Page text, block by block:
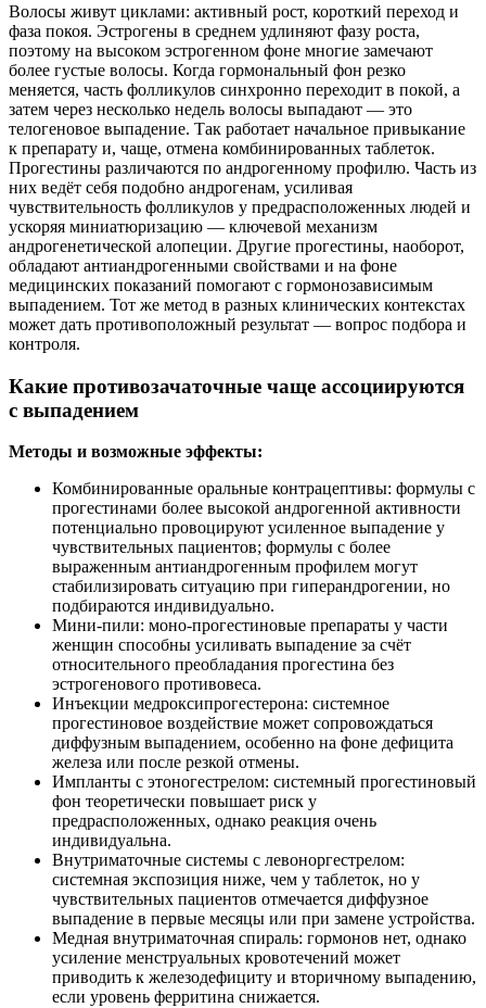
Волосы живут циклами: активный рост, короткий переход и
фаза покоя. Эстрогены в среднем удлиняют фазу роста,
поэтому на высоком эстрогенном фоне многие замечают
более густые волосы. Когда гормональный фон резко
меняется, часть фолликулов синхронно переходит в покой, а
затем через несколько недель волосы выпадают — это
телогеновое выпадение. Так работает начальное привыкание
к препарату и, чаще, отмена комбинированных таблеток.
Прогестины различаются по андрогенному профилю. Часть из
них ведёт себя подобно андрогенам, усиливая
чувствительность фолликулов у предрасположенных людей и
ускоряя миниатюризацию — ключевой механизм
андрогенетической алопеции. Другие прогестины, наоборот,
обладают антиандрогенными свойствами и на фоне
медицинских показаний помогают с гормонозависимым
выпадением. Тот же метод в разных клинических контекстах
может дать противоположный результат — вопрос подбора и
контроля.
Какие противозачаточные чаще ассоциируются
с выпадением
Методы и возможные эффекты:
Комбинированные оральные контрацептивы: формулы с
прогестинами более высокой андрогенной активности
потенциально провоцируют усиленное выпадение у
чувствительных пациентов; формулы с более
выраженным антиандрогенным профилем могут
стабилизировать ситуацию при гиперандрогении, но
подбираются индивидуально.
Мини-пили: моно-прогестиновые препараты у части
женщин способны усиливать выпадение за счёт
относительного преобладания прогестина без
эстрогенового противовеса.
Инъекции медроксипрогестерона: системное
прогестиновое воздействие может сопровождаться
диффузным выпадением, особенно на фоне дефицита
железа или после резкой отмены.
Импланты с этоногестрелом: системный прогестиновый
фон теоретически повышает риск у
предрасположенных, однако реакция очень
индивидуальна.
Внутриматочные системы с левоноргестрелом:
системная экспозиция ниже, чем у таблеток, но у
чувствительных пациентов отмечается диффузное
выпадение в первые месяцы или при замене устройства.
Медная внутриматочная спираль: гормонов нет, однако
усиление менструальных кровотечений может
приводить к железодефициту и вторичному выпадению,
если уровень ферритина снижается.